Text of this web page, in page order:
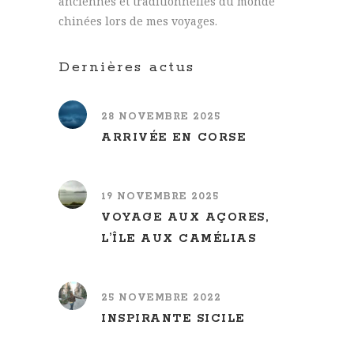
chinées lors de mes voyages.
Dernières actus
28 NOVEMBRE 2025
ARRIVÉE EN CORSE
19 NOVEMBRE 2025
VOYAGE AUX AÇORES,
L’ÎLE AUX CAMÉLIAS
25 NOVEMBRE 2022
INSPIRANTE SICILE